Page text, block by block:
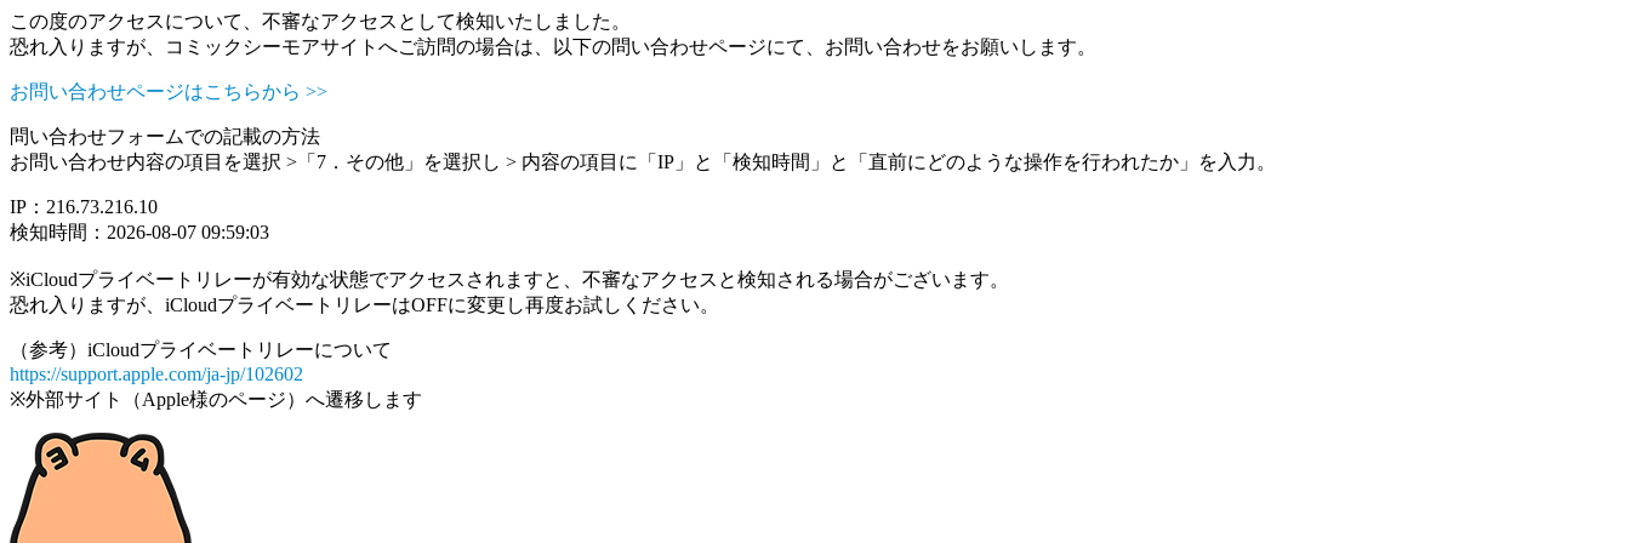
この度のアクセスについて、不審なアクセスとして検知いたしました。
恐れ入りますが、コミックシーモアサイトへご訪問の場合は、以下の問い合わせページにて、お問い合わせをお願いします。
お問い合わせページはこちらから >>
問い合わせフォームでの記載の方法
お問い合わせ内容の項目を選択 >「7．その他」を選択し > 内容の項目に「IP」と「検知時間」と「直前にどのような操作を行われたか」を入力。
IP：216.73.216.10
検知時間：2026-08-07 09:59:03
※iCloudプライベートリレーが有効な状態でアクセスされますと、不審なアクセスと検知される場合がございます。
恐れ入りますが、iCloudプライベートリレーはOFFに変更し再度お試しください。
（参考）iCloudプライベートリレーについて
https://support.apple.com/ja-jp/102602
※外部サイト（Apple様のページ）へ遷移します